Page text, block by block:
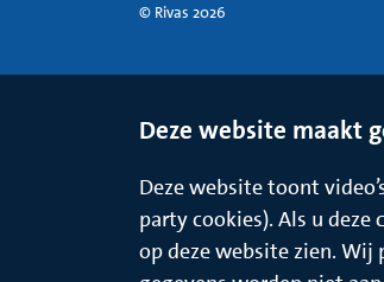
© Rivas 2026
Deze website maakt
Deze website toont
party cookies). Als u
op deze website zien. Wij